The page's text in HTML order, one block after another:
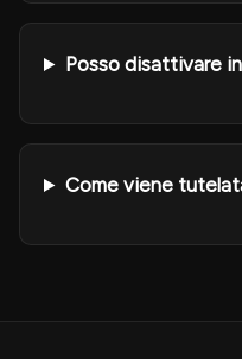
Posso disattivare
Come viene